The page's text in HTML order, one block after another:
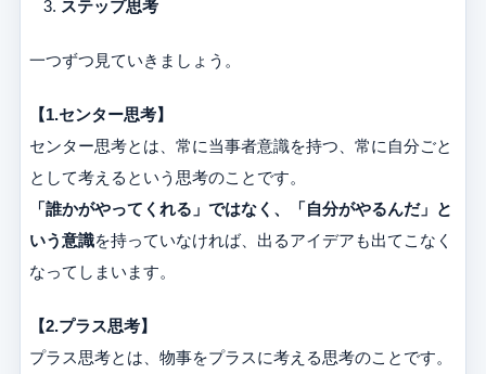
ステップ思考
一つずつ見ていきましょう。
【1.センター思考】
センター思考とは、常に当事者意識を持つ、常に自分ごと
として考えるという思考のことです。
「誰かがやってくれる」ではなく、「自分がやるんだ」と
いう意識を持っていなければ、出るアイデアも出てこなく
なってしまいます。
【2.プラス思考】
プラス思考とは、物事をプラスに考える思考のことです。